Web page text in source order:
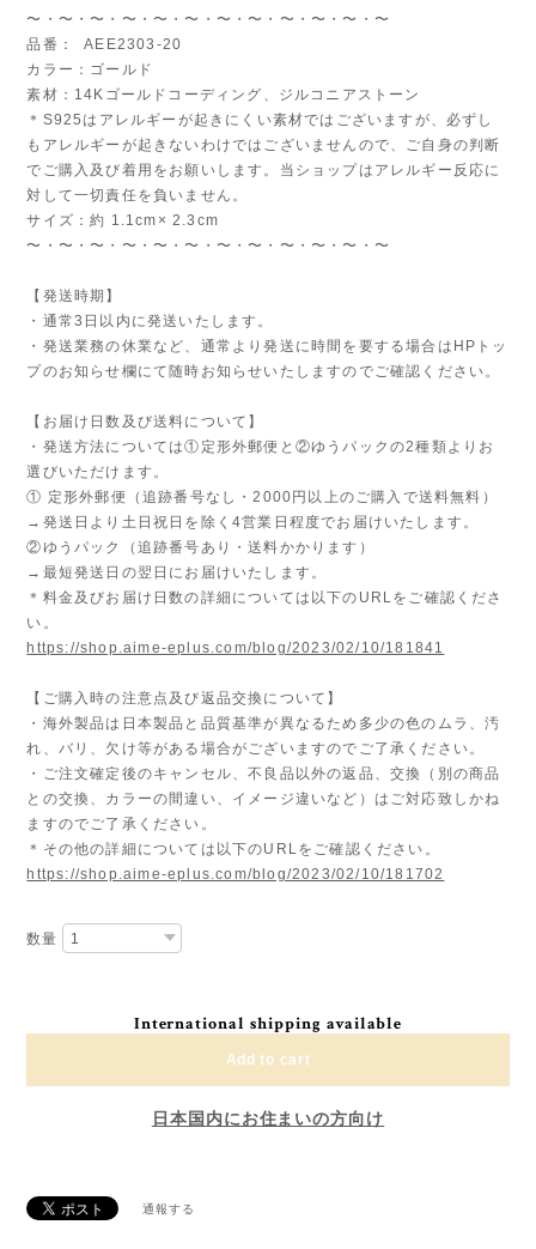
〜・〜・〜・〜・〜・〜・〜・〜・〜・〜・〜・〜
品番： AEE2303-20
カラー：ゴールド
素材：14Kゴールドコーディング、ジルコニアストーン
＊S925はアレルギーが起きにくい素材ではございますが、必ずし
もアレルギーが起きないわけではございませんので、ご自身の判断
でご購入及び着用をお願いします。当ショップはアレルギー反応に
対して一切責任を負いません。
サイズ：約 1.1cm× 2.3cm
〜・〜・〜・〜・〜・〜・〜・〜・〜・〜・〜・〜
【発送時期】
・通常3日以内に発送いたします。
・発送業務の休業など、通常より発送に時間を要する場合はHPトッ
プのお知らせ欄にて随時お知らせいたしますのでご確認ください。
【お届け日数及び送料について】
・発送方法については①定形外郵便と②ゆうパックの2種類よりお
選びいただけます。
① 定形外郵便（追跡番号なし・2000円以上のご購入で送料無料）
→発送日より土日祝日を除く4営業日程度でお届けいたします。
②ゆうパック（追跡番号あり・送料かかります）
→最短発送日の翌日にお届けいたします。
＊料金及びお届け日数の詳細については以下のURLをご確認くださ
い。
https://shop.aime-eplus.com/blog/2023/02/10/181841
【ご購入時の注意点及び返品交換について】
・海外製品は日本製品と品質基準が異なるため多少の色のムラ、汚
れ、バリ、欠け等がある場合がございますのでご了承ください。
・ご注文確定後のキャンセル、不良品以外の返品、交換（別の商品
との交換、カラーの間違い、イメージ違いなど）はご対応致しかね
ますのでご了承ください。
＊その他の詳細については以下のURLをご確認ください。
https://shop.aime-eplus.com/blog/2023/02/10/181702
数量
International shipping available
Add to cart
日本国内にお住まいの方向け
通報する